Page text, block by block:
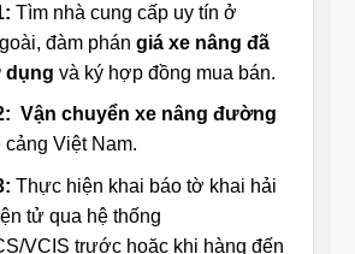
Tìm nhà cung cấp uy tín ở
đàm phán giá xe nâng đã
dụng và ký hợp đồng mua bán.
Vận chuyển xe nâng đường
cảng Việt Nam.
Thực hiện khai báo tờ khai hải
tử qua hệ thống
VCIS trước hoặc khi hàng đến